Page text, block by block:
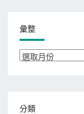
彙整
彙
分類